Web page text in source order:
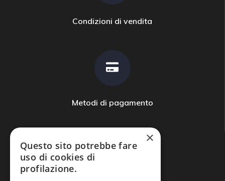
Condizioni di vendita
Metodi di pagamento
×
Questo sito potrebbe fare
uso di cookies di
profilazione.